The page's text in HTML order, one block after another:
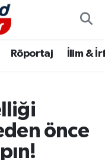
Röportaj İlim &
önce